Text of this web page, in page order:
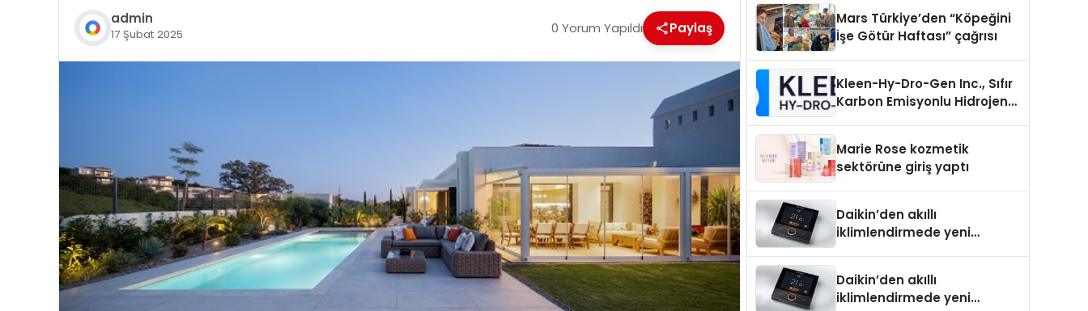
admin
17 Şubat 2025 0 Yorum Yapıldı Paylaş
Mars Türkiye’den “Köpeğini
İşe Götür Haftası” çağrısı
Kleen-Hy-Dro-Gen Inc., Sıfır
Karbon Emisyonlu Hidrojen
Aldı
Marie Rose kozmetik
sektörüne giriş yaptı
Daikin’den akıllı
iklimlendirmede yeni
Daikin’den akıllı
iklimlendirmede yeni